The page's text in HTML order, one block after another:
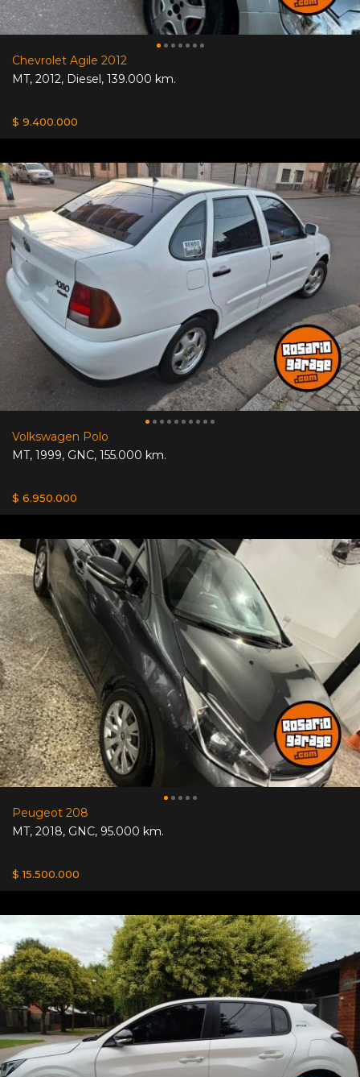
Chevrolet Agile 2012
MT, 2012, Diesel, 139.000 km.
$ 9.400.000
Volkswagen Polo
MT, 1999, GNC, 155.000 km.
$ 6.950.000
Peugeot 208
MT, 2018, GNC, 95.000 km.
$ 15.500.000